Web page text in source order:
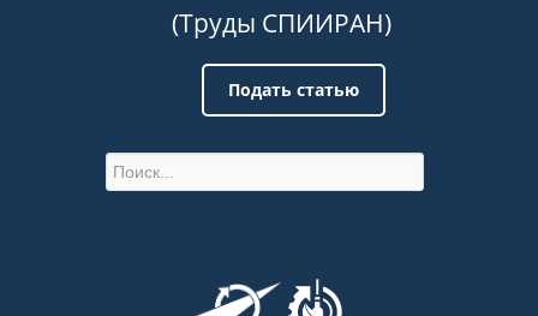
(Труды СПИИРАН)
Подать статью